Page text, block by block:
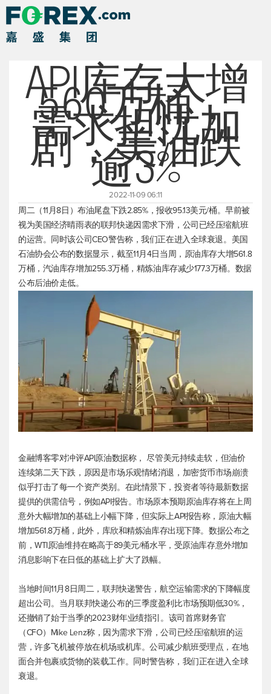
API库存大增
560万桶，
需求担忧加
剧，美油跌
逾3%
2022-11-09 06:11
周二（11月8日）布油尾盘下跌2.85%，报收95.13美元/桶。早前被
视为美国经济晴雨表的联邦快递因需求下滑，公司已经压缩航班
的运营。同时该公司CEO警告称，我们正在进入全球衰退。美国
石油协会公布的数据显示，截至11月4日当周，原油库存大增561.8
万桶，汽油库存增加255.3万桶，精炼油库存减少177.3万桶。数据
公布后油价走低。
金融博客零对冲评API原油数据称， 尽管美元持续走软，但油价
连续第二天下跌，原因是市场乐观情绪消退，加密货币市场崩溃
似乎打击了每一个资产类别。在此情景下，投资者等待最新数据
提供的供需信号，例如API报告。市场原本预期原油库存将在上周
意外大幅增加的基础上小幅下降，但实际上API报告称，原油大幅
增加561.8万桶，此外，库欣和精炼油库存出现下降。数据公布之
前，WTI原油维持在略高于89美元/桶水平，受原油库存意外增加
消息影响下在日低的基础上扩大了跌幅。
当地时间11月8日周二，联邦快递警告，航空运输需求的下降幅度
超出公司。当月联邦快递公布的三季度盈利比市场预期低30%，
还撤销了始于当季的2023财年业绩指引。该司首席财务官
（CFO）Mike Lenz称，因为需求下滑，公司已经压缩航班的运
营，许多飞机被停放在机场或机库。公司减少航班受理点，在地
面合并包裹或货物的装载工作。同时警告称，我们正在进入全球
衰退。